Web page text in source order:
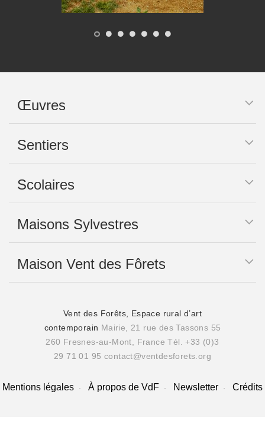
Œuvres
Sentiers
Scolaires
Maisons Sylvestres
Maison Vent des Fôrets
Vent des Forêts, Espace rural d’art
contemporain Mairie, 21 rue des Tassons 55
260 Fresnes-au-Mont, France Tél. +33 (0)3
29 71 01 95 contact@ventdesforets.org
Mentions légales À propos de VdF Newsletter Crédits